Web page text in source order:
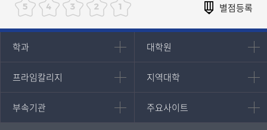
학과
인문과학대학
국어국문학과
영어영문학과
대학원
대학원
대학원
경영대학원
프라임칼리지
프라임칼리지
학사학위과정
평생교육과정
지역대학
지역대학
지역대학 포털
서울지역대학
부속기관
부속기관
중앙도서관
주요사이트
주요사이트
멘토링